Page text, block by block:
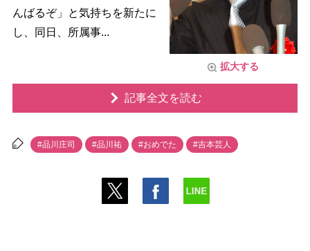
拡大する
んばるぞ」と気持ちを新たに
し、同日、所属事...
記事全文を読む
#品川庄司 #品川祐 #おめでた #吉本芸人